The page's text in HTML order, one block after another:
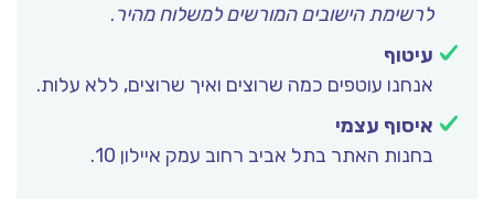
לרשימת הישובים המורשים למשלוח מהיר.
עיטוף
אנחנו עוטפים כמה שרוצים ואיך שרוצים, ללא עלות.
איסוף עצמי
בחנות האתר בתל אביב רחוב עמק איילון 10.